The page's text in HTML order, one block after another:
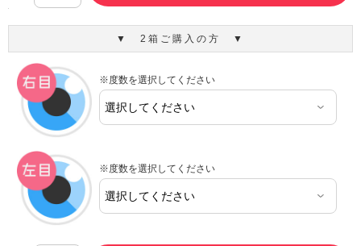
▼ 2箱ご購入の方 ▼
※度数を選択してください
※度数を選択してください